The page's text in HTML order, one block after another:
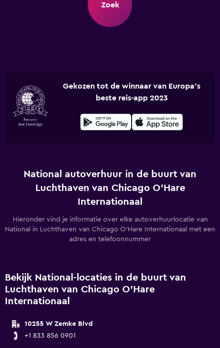
Zoek
Gekozen tot de winnaar van Europa's
beste reis-app 2023
National autoverhuur in de buurt van
Luchthaven van Chicago O'Hare
Internationaal
Hieronder vind je informatie over elke autoverhuurlocatie van
National in Luchthaven van Chicago O'Hare Internationaal met een
adres en telefoonnummer
Bekijk National-locaties in de buurt van
Luchthaven van Chicago O'Hare
Internationaal
10255 W Zemke Blvd
+1 833 856 0901